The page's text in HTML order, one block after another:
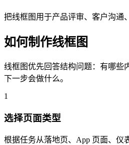
把线框图用于产品评审、客户沟通
如何制作线框图
线框图优先回答结构问题：有哪些
下一步会做什么。
1
选择页面类型
根据任务从落地页、App 页面、仪